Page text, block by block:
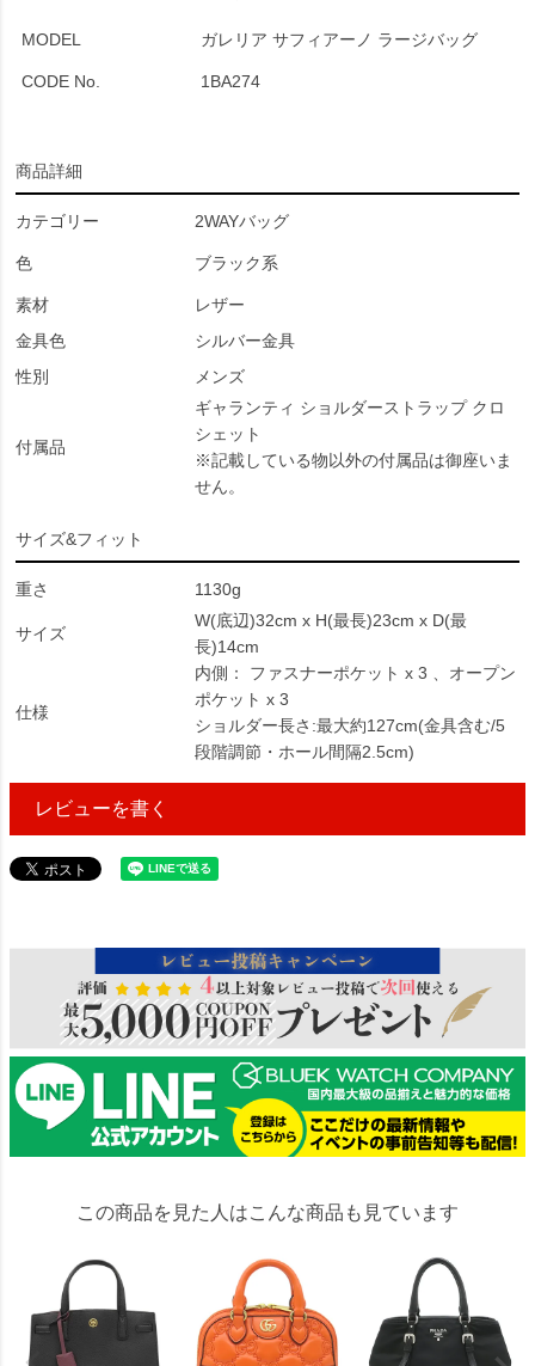
MODEL ガレリア サフィアーノ ラージバッグ
CODE No. 1BA274
商品詳細
カテゴリー 2WAYバッグ
色 ブラック系
素材
レザー
金具色
シルバー金具
性別
メンズ
付属品
ギャランティ ショルダーストラップ クロ
シェット
※記載している物以外の付属品は御座いま
せん。
サイズ&フィット
重さ 1130g
サイズ
W(底辺)32cm x H(最長)23cm x D(最
長)14cm
仕様
内側： ファスナーポケット x 3 、オープン
ポケット x 3
ショルダー長さ:最大約127cm(金具含む/5
段階調節・ホール間隔2.5cm)
レビューを書く
この商品を見た人はこんな商品も見ています